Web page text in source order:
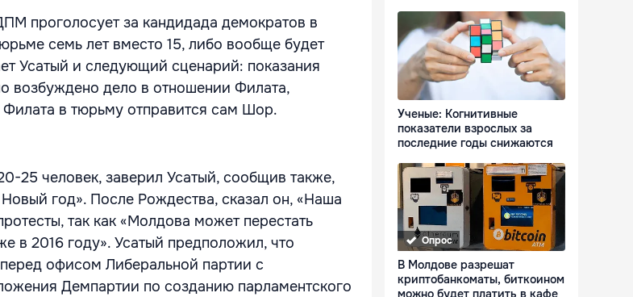
проголосует за кандидада демократов в
семь лет вместо 15, либо вообще будет
Усатый и следующий сценарий: показания
возбуждено дело в отношении Филата,
в тюрьму отправится сам Шор.
25 человек, заверил Усатый, сообщив также,
год». После Рождества, сказал он, «Наша
так как «Молдова может перестать
в 2016 году». Усатый предположил, что
офисом Либеральной партии с
Демпартии по созданию парламентского
Ученые: Когнитивные
показатели взрослых за
последние годы снижаются
Опрос
В Молдове разрешат
криптобанкоматы, биткоином
можно будет платить в кафе